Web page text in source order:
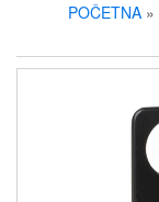
POČETNA »